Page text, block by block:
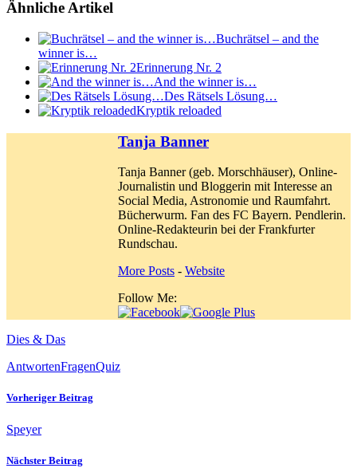
Ähnliche Artikel
Buchrätsel – and the
winner is…
Erinnerung Nr. 2
And the winner is…
Des Rätsels Lösung…
Kryptik reloaded
Tanja Banner
Tanja Banner (geb. Morschhäuser), Online-
Journalistin und Bloggerin mit Interesse an
Social Media, Astronomie und Raumfahrt.
Bücherwurm. Fan des FC Bayern. Pendlerin.
Online-Redakteurin bei der Frankfurter
Rundschau.
More Posts - Website
Follow Me:
Dies & Das
AntwortenFragenQuiz
Vorheriger Beitrag
Speyer
Nächster Beitrag